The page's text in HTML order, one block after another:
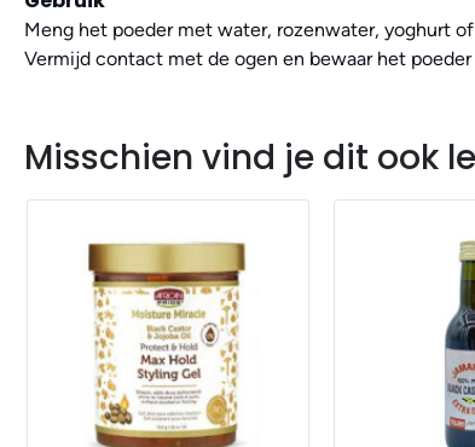
Meng het poeder met water, rozenwater, yoghurt
Vermijd contact met de ogen en bewaar het poeder
Misschien vind je dit ook